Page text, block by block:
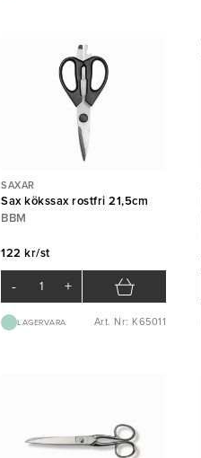
SAXAR
Sax kökssax rostfri 21,5cm
BBM
122 kr/st
- +
LAGERVARA Art. Nr: K65011